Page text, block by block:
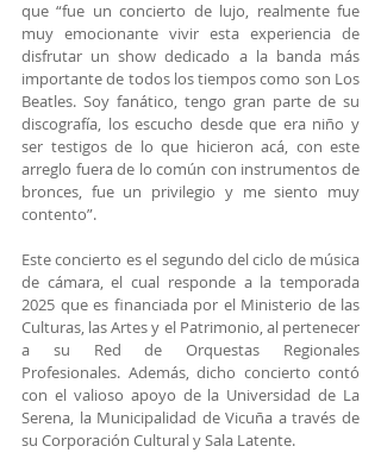
que “fue un concierto de lujo, realmente fue
muy emocionante vivir esta experiencia de
disfrutar un show dedicado a la banda más
importante de todos los tiempos como son Los
Beatles. Soy fanático, tengo gran parte de su
discografía, los escucho desde que era niño y
ser testigos de lo que hicieron acá, con este
arreglo fuera de lo común con instrumentos de
bronces, fue un privilegio y me siento muy
contento”.
Este concierto es el segundo del ciclo de música
de cámara, el cual responde a la temporada
2025 que es financiada por el Ministerio de las
Culturas, las Artes y el Patrimonio, al pertenecer
a su Red de Orquestas Regionales
Profesionales. Además, dicho concierto contó
con el valioso apoyo de la Universidad de La
Serena, la Municipalidad de Vicuña a través de
su Corporación Cultural y Sala Latente.